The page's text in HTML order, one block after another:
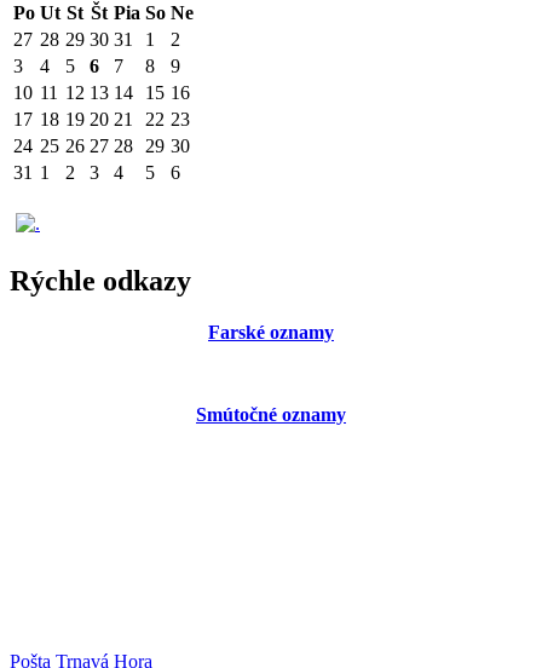
Po Ut St Št Pia So Ne
27 28 29 30 31 1
2
3
4 5 6 7 8
9
10 11 12 13 14 15 16
17 18 19 20 21 22 23
24 25 26 27 28 29 30
31 1 2 3 4 5 6
Rýchle odkazy
Farské oznamy
Smútočné oznamy
Pošta Trnavá Hora